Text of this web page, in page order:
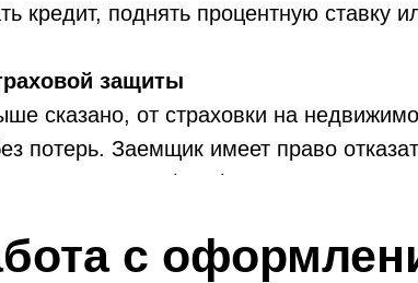
кредит, поднять процентную ставку
защиты
сказано, от страховки на
потерь. Заемщик имеет право
страхования (ДКС). Важным
с